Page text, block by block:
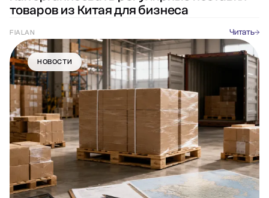
товаров из Китая для бизнеса
FIALAN Читать
НОВОСТИ